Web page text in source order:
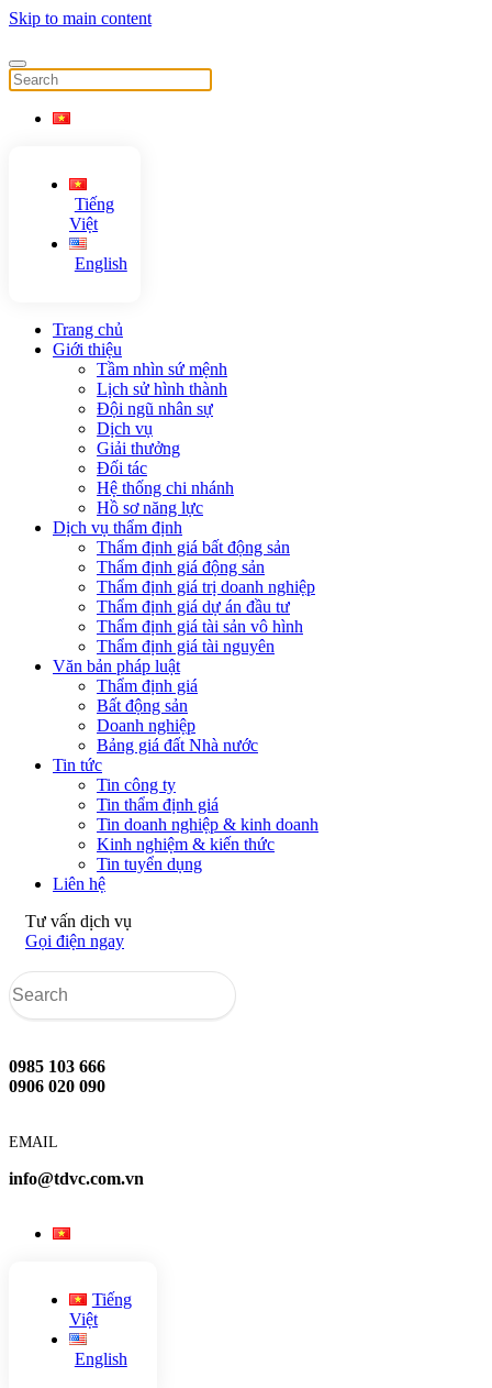
Skip to main content
Tiếng
Việt
English
Trang chủ
Giới thiệu
Tầm nhìn sứ mệnh
Lịch sử hình thành
Đội ngũ nhân sự
Dịch vụ
Giải thưởng
Đối tác
Hệ thống chi nhánh
Hồ sơ năng lực
Dịch vụ thẩm định
Thẩm định giá bất động sản
Thẩm định giá động sản
Thẩm định giá trị doanh nghiệp
Thẩm định giá dự án đầu tư
Thẩm định giá tài sản vô hình
Thẩm định giá tài nguyên
Văn bản pháp luật
Thẩm định giá
Bất động sản
Doanh nghiệp
Bảng giá đất Nhà nước
Tin tức
Tin công ty
Tin thẩm định giá
Tin doanh nghiệp & kinh doanh
Kinh nghiệm & kiến thức
Tin tuyển dụng
Liên hệ
Tư vấn dịch vụ
Gọi điện ngay
0985 103 666
0906 020 090
EMAIL
info@tdvc.com.vn
Tiếng
Việt
English